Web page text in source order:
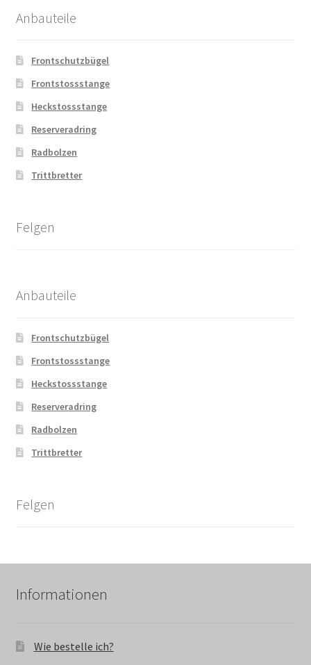
Anbauteile
Frontschutzbügel
Frontstossstange
Heckstossstange
Reserveradring
Radbolzen
Trittbretter
Felgen
Anbauteile
Frontschutzbügel
Frontstossstange
Heckstossstange
Reserveradring
Radbolzen
Trittbretter
Felgen
Informationen
Wie bestelle ich?